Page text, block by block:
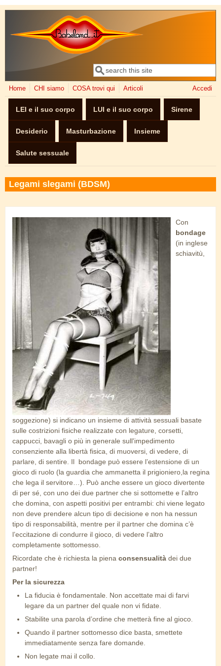
Salta al contenuto principale
Form di ricerca
Cerca
Home CHI siamo COSA trovi qui Articoli Accedi
LEI e il suo corpo LUI e il suo corpo Sirene
Desiderio Masturbazione Insieme
Salute sessuale
Legami slegami (BDSM)
batty_page.jpg
Con
bondage
(in inglese
schiavitù,
soggezione) si indicano un insieme di attività sessuali basate
sulle costrizioni fisiche realizzate con legature, corsetti,
cappucci, bavagli o più in generale sull'impedimento
consenziente alla libertà fisica, di muoversi, di vedere, di
parlare, di sentire. Il bondage può essere l’estensione di un
gioco di ruolo (la guardia che ammanetta il prigioniero,la regina
che lega il servitore…). Può anche essere un gioco divertente
di per sé, con uno dei due partner che si sottomette e l’altro
che domina, con aspetti positivi per entrambi: chi viene legato
non deve prendere alcun tipo di decisione e non ha nessun
tipo di responsabilità, mentre per il partner che domina c’è
l’eccitazione di condurre il gioco, di vedere l’altro
completamente sottomesso.
Ricordate che è richiesta la piena consensualità dei due
partner!
Per la sicurezza
La fiducia è fondamentale. Non accettate mai di farvi
legare da un partner del quale non vi fidate.
Stabilite una parola d’ordine che metterà fine al gioco.
Quando il partner sottomesso dice basta, smettete
immediatamente senza fare domande.
Non legate mai il collo.